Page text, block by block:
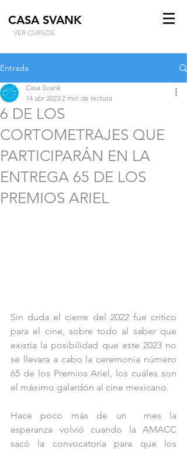
CASA SVANK
VER CURSOS
Entrada
6 DE LOS
CORTOMETRAJES QUE
PARTICIPARÁN EN LA
ENTREGA 65 DE LOS
PREMIOS ARIEL
Casa Svank
14 abr 2023 2 min de lectura
Sin duda el cierre del 2022 fue crítico
para el cine, sobre todo al saber que
existía la posibilidad que este 2023 no
se llevara a cabo la ceremonia número
65 de los Premios Ariel, los cuáles son
el máximo galardón al cine mexicano.
Hace poco más de un  mes la
esperanza volvió cuando la AMACC
sacó la convocatoria para que los